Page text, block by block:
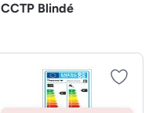
CCTP Blindé